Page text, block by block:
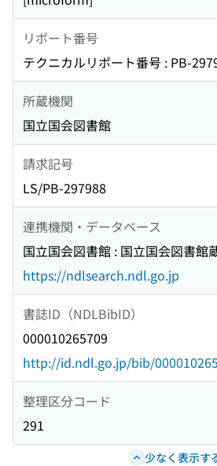
リポート番号
テクニカルリポート番号 : PB-
所蔵機関
国立国会図書館
請求記号
LS/PB-297988
連携機関・データベース
国立国会図書館 : 国立国会図書館
https://ndlsearch.ndl.go.jp
書誌ID（NDLBibID）
000010265709
http://id.ndl.go.jp/bib/
整理区分コード
291
少なく表示す